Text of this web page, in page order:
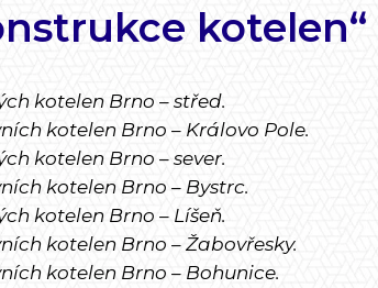
kotelen“
kotelen Brno – střed.
kotelen Brno – Královo Pole.
kotelen Brno – sever.
kotelen Brno – Bystrc.
kotelen Brno – Líšeň.
kotelen Brno – Žabovřesky.
kotelen Brno – Bohunice.